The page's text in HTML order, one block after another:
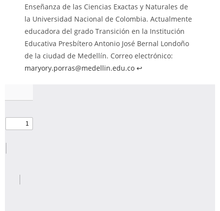
Enseñanza de las Ciencias Exactas y Naturales de
la Universidad Nacional de Colombia. Actualmente
educadora del grado Transición en la Institución
Educativa Presbítero Antonio José Bernal Londoño
de la ciudad de Medellín. Correo electrónico:
maryory.porras@medellin.edu.co ↩︎